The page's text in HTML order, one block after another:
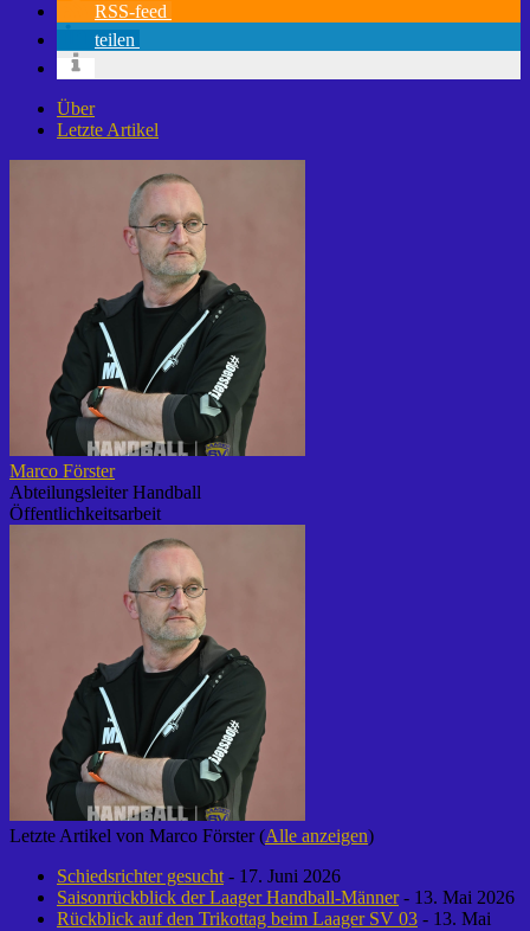
RSS-feed
teilen
Über
Letzte Artikel
Marco Förster
Abteilungsleiter Handball
Öffentlichkeitsarbeit
Letzte Artikel von Marco Förster(Alle anzeigen)
Schiedsrichter gesucht - 17. Juni 2026
Saisonrückblick der Laager Handball-Männer- 13. Mai 2026
Rückblick auf den Trikottag beim Laager SV 03 - 13. Mai